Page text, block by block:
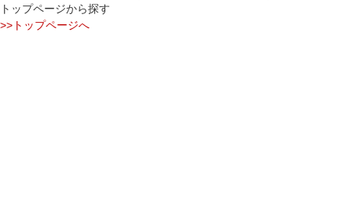
トップページから探す
>>トップページへ